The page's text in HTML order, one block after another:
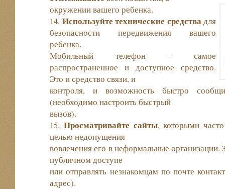
окружении вашего ребенка.
14. Используйте технические средствадля
безопасности передвижения вашего
ребенка.
Мобильный телефон – самое
распространенное и доступное средство.
Это и средство связи, и
контроля, и возможность быстро
(необходимо настроить быстрый
вызов).
15. Просматривайте сайты, которыми
целью недопущения
вовлечения его в неформальные организации.
публичном доступе
или отправлять незнакомцам по почте
адрес).